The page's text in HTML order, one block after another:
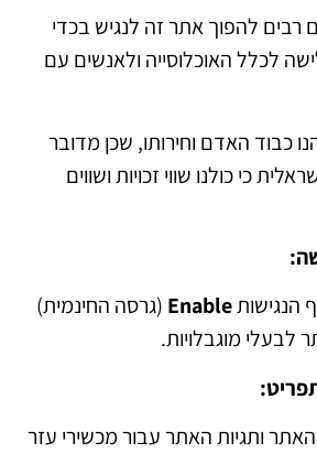
רבים להפוך אתר זה לנגיש בכדי
לכלל האוכלוסייה ולאנשים עם
כבוד האדם וחירותו, שכן מדובר
כי כולנו שווי זכויות ושווים
:
הנגישותEnable (גרסה החינמית)
מוגבלויות.
:
ותגיות האתר עבור מכשירי עזר